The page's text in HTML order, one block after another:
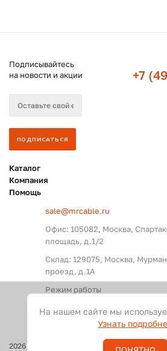
Подписывайтесь
на новости и акции
+7
Каталог
Компания
Помощь
sale@mrcable.ru
Офис: 105082, Москва,
площадь, д.1/2
Склад: 129075, Москва,
проезд, д.1А
Режим работы
2026 Оптовые поставки кабелей и
На нашем сайте мы
Узнать